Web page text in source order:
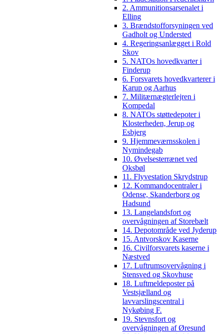
2. Ammunitionsarsenalet i
Elling
3. Brændstofforsyningen ved
Gadholt og Understed
4. Regeringsanlægget i Rold
Skov
5. NATOs hovedkvarter i
Finderup
6. Forsvarets hovedkvarterer i
Karup og Aarhus
7. Militærnægterlejren i
Kompedal
8. NATOs støttedepoter i
Klosterheden, Jerup og
Esbjerg
9. Hjemmeværnsskolen i
Nymindegab
10. Øvelsesterrænet ved
Oksbøl
11. Flyvestation Skrydstrup
12. Kommandocentraler i
Odense, Skanderborg og
Hadsund
13. Langelandsfort og
overvågningen af Storebælt
14. Depotområde ved Jyderup
15. Antvorskov Kaserne
16. Civilforsvarets kaserne i
Næstved
17. Luftrumsovervågning i
Stensved og Skovhuse
18. Luftmeldeposter på
Vestsjælland og
lavvarslingscentral i
Nykøbing F.
19. Stevnsfort og
overvågningen af Øresund